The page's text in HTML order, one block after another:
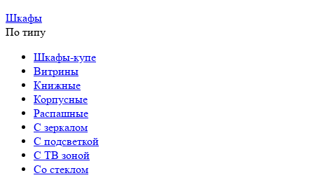
Шкафы
По типу
Шкафы-купе
Витрины
Книжные
Корпусные
Распашные
С зеркалом
С подсветкой
С ТВ зоной
Со стеклом